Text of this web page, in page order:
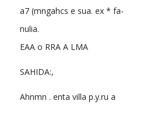
a7 (mngahcs e sua. ex * fa-
nulia.
EAA o RRA A LMA
SAHIDA:,
Ahnmn . enta villa p.y.ru a